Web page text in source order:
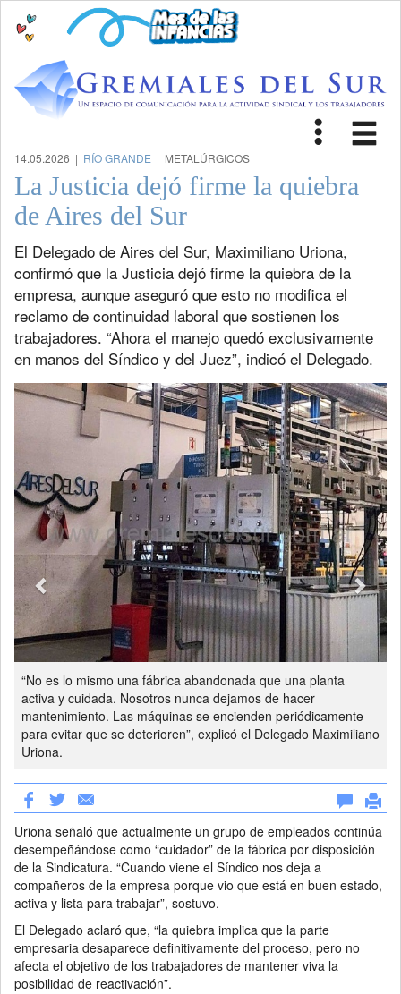
Toggle
14.05.2026 | RÍO GRANDE | METALÚRGICOS
La Justicia dejó firme la quiebra
de Aires del Sur
El Delegado de Aires del Sur, Maximiliano Uriona,
confirmó que la Justicia dejó firme la quiebra de la
empresa, aunque aseguró que esto no modifica el
reclamo de continuidad laboral que sostienen los
trabajadores. “Ahora el manejo quedó exclusivamente
en manos del Síndico y del Juez”, indicó el Delegado.
“No es lo mismo una fábrica abandonada que una planta
activa y cuidada. Nosotros nunca dejamos de hacer
mantenimiento. Las máquinas se encienden periódicamente
para evitar que se deterioren”, explicó el Delegado Maximiliano
Uriona.
Previous Next
Uriona señaló que actualmente un grupo de empleados continúa
desempeñándose como “cuidador” de la fábrica por disposición
de la Sindicatura. “Cuando viene el Síndico nos deja a
compañeros de la empresa porque vio que está en buen estado,
activa y lista para trabajar”, sostuvo.
El Delegado aclaró que, “la quiebra implica que la parte
empresaria desaparece definitivamente del proceso, pero no
afecta el objetivo de los trabajadores de mantener viva la
posibilidad de reactivación”.